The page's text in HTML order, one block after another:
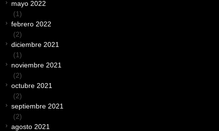
mayo 2022
(1)
febrero 2022
(2)
diciembre 2021
(1)
noviembre 2021
(2)
octubre 2021
(2)
septiembre 2021
(2)
agosto 2021